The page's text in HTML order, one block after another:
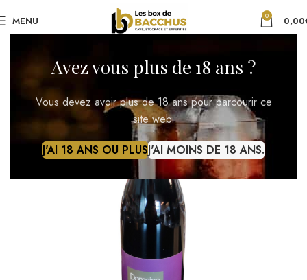
Avez vous plus de 18 ans ?
Vous devez avoir plus de 18 ans pour parcourir ce
site web.
J'AI 18 ANS OU PLUSJ'AI MOINS DE 18 ANS.
MENU 0 0,00